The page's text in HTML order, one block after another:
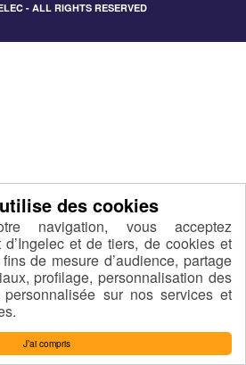
J’ai compris
navigation, vous acceptez
et de tiers, de cookies et
de mesure d’audience, partage
profilage, personnalisation des
sur nos services et
- ALL RIGHTS RESERVED